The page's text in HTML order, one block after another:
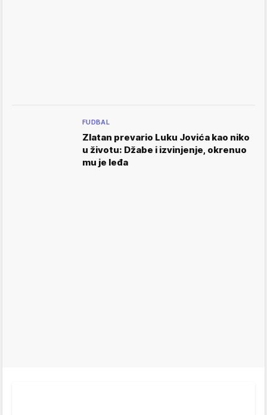
FUDBAL
Zlatan prevario Luku Jovića kao niko
u životu: Džabe i izvinjenje, okrenuo
mu je leđa